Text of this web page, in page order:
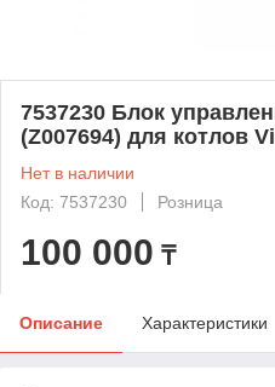
7537230 Блок
(Z007694) для котлов
Нет в наличии
Код: 7537230
Розница
100 000 ₸
Описание Характеристики